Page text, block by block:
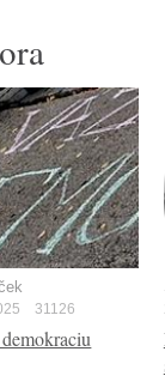
31126